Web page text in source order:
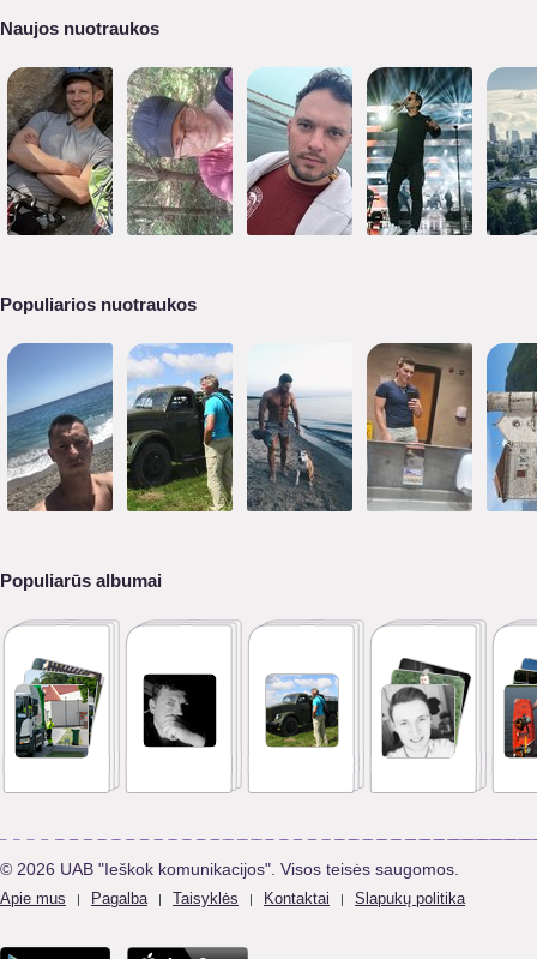
Naujos nuotraukos
Populiarios nuotraukos
Populiarūs albumai
© 2026 UAB "Ieškok komunikacijos". Visos teisės saugomos.
Apie mus | Pagalba | Taisyklės | Kontaktai | Slapukų politika